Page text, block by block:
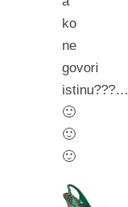
ko
ne
govori
istinu???…
🙂
🙂
🙂